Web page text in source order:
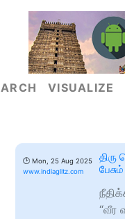
VISUALIZE
🕑 Mon, 25 Aug 2025
www.indiaglitz.com
“வீர